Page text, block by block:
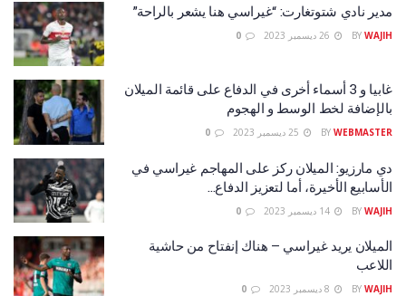
مدير نادي شتوتغارت: “غيراسي هنا يشعر بالراحة”
BY WAJIH
غابيا و 3 أسماء أخرى في الدفاع على قائمة الميلان
بالإضافة لخط الوسط و الهجوم
BY WEBMASTER
دي مارزيو: الميلان ركز على المهاجم غيراسي في
الأسابيع الأخيرة، أما لتعزيز الدفاع…
BY WAJIH
الميلان يريد غيراسي – هناك إنفتاح من حاشية
اللاعب
BY WAJIH